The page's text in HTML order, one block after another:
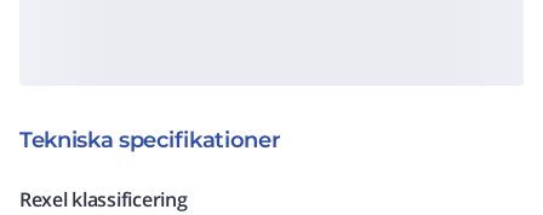
Tekniska specifikationer
Rexel klassificering